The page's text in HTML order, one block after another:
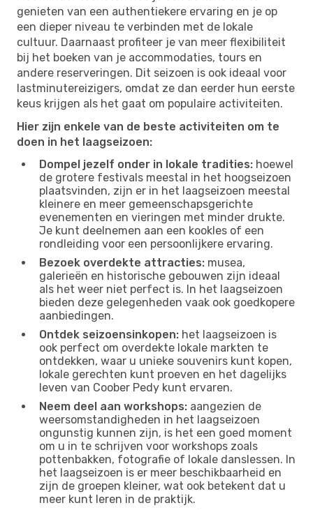
genieten van een authentiekere ervaring en je op
een dieper niveau te verbinden met de lokale
cultuur. Daarnaast profiteer je van meer flexibiliteit
bij het boeken van je accommodaties, tours en
andere reserveringen. Dit seizoen is ook ideaal voor
lastminutereizigers, omdat ze dan eerder hun eerste
keus krijgen als het gaat om populaire activiteiten.
Hier zijn enkele van de beste activiteiten om te
doen in het laagseizoen:
Dompel jezelf onder in lokale tradities: hoewel
de grotere festivals meestal in het hoogseizoen
plaatsvinden, zijn er in het laagseizoen meestal
kleinere en meer gemeenschapsgerichte
evenementen en vieringen met minder drukte.
Je kunt deelnemen aan een kookles of een
rondleiding voor een persoonlijkere ervaring.
Bezoek overdekte attracties: musea,
galerieën en historische gebouwen zijn ideaal
als het weer niet perfect is. In het laagseizoen
bieden deze gelegenheden vaak ook goedkopere
aanbiedingen.
Ontdek seizoensinkopen: het laagseizoen is
ook perfect om overdekte lokale markten te
ontdekken, waar u unieke souvenirs kunt kopen,
lokale gerechten kunt proeven en het dagelijks
leven van Coober Pedy kunt ervaren.
Neem deel aan workshops: aangezien de
weersomstandigheden in het laagseizoen
ongunstig kunnen zijn, is het een goed moment
om u in te schrijven voor workshops zoals
pottenbakken, fotografie of lokale danslessen. In
het laagseizoen is er meer beschikbaarheid en
zijn de groepen kleiner, wat ook betekent dat u
meer kunt leren in de praktijk.